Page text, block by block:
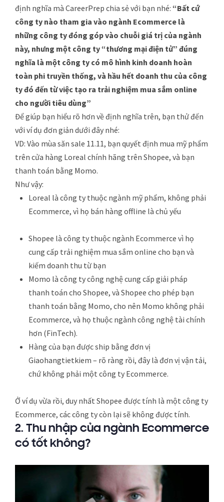
định nghĩa mà CareerPrep chia sẻ với bạn nhé: “Bất cứ
công ty nào tham gia vào ngành Ecommerce là
những công ty đóng góp vào chuỗi giá trị của ngành
này, nhưng một công ty “thương mại điện tử” đúng
nghĩa là một công ty có mô hình kinh doanh hoàn
toàn phi truyền thống, và hầu hết doanh thu của công
ty đó đến từ việc tạo ra trải nghiệm mua sắm online
cho người tiêu dùng”
Để giúp bạn hiểu rõ hơn về định nghĩa trên, bạn thử đến
với ví dụ đơn giản dưới đây nhé:
VD: Vào mùa săn sale 11.11, bạn quyết định mua mỹ phẩm
trên cửa hàng Loreal chính hãng trên Shopee, và bạn
thanh toán bằng Momo.
Như vậy:
Loreal là công ty thuộc ngành mỹ phẩm, không phải
Ecommerce, vì họ bán hàng offline là chủ yếu
Shopee là công ty thuộc ngành Ecommerce vì họ
cung cấp trải nghiệm mua sắm online cho bạn và
kiếm doanh thu từ bạn
Momo là công ty công nghệ cung cấp giải pháp
thanh toán cho Shopee, và Shopee cho phép bạn
thanh toán bằng Momo, cho nên Momo không phải
Ecommerce, và họ thuộc ngành công nghệ tài chính
hơn (FinTech).
Hàng của bạn được ship bằng đơn vị
Giaohangtietkiem – rõ ràng rồi, đây là đơn vị vận tải,
chứ không phải một công ty Ecommerce.
Ở ví dụ vừa rồi, duy nhất Shopee được tính là một công ty
Ecommerce, các công ty còn lại sẽ không được tính.
2. Thu nhập của ngành Ecommerce
có tốt không?